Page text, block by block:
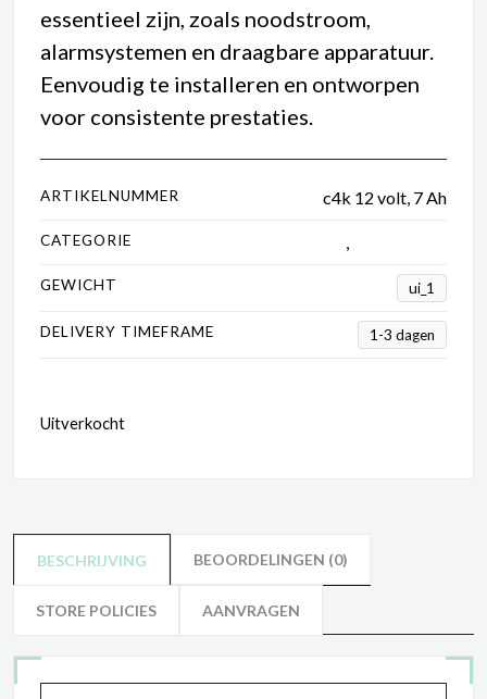
essentieel zijn, zoals noodstroom,
alarmsystemen en draagbare apparatuur.
Eenvoudig te installeren en ontworpen
voor consistente prestaties.
ARTIKELNUMMER c4k 12 volt, 7 Ah
CATEGORIE ,
GEWICHT ui_1
DELIVERY TIMEFRAME 1-3 dagen
Uitverkocht
BESCHRIJVING BEOORDELINGEN (0)
STORE POLICIES AANVRAGEN